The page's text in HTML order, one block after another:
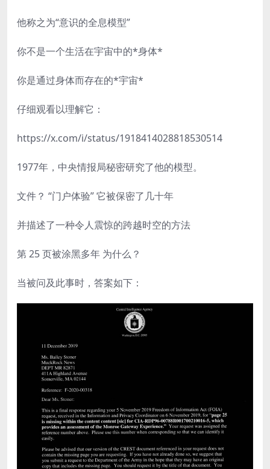
他称之为“意识的全息模型”
你不是一个生活在宇​​宙中的*身体*
你是通过身体而存在的*宇宙*
仔细观看以理解它：
https://x.com/i/status/1918414028818530514
1977年，中央情报局秘密研究了他的模型。
文件？ “门户体验” 它被保密了几十年
并描述了一种令人震惊的跨越时空的方法
第 25 页被涂黑多年 为什么？
当被问及此事时，答案如下：